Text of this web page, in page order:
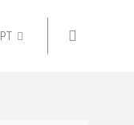
PT